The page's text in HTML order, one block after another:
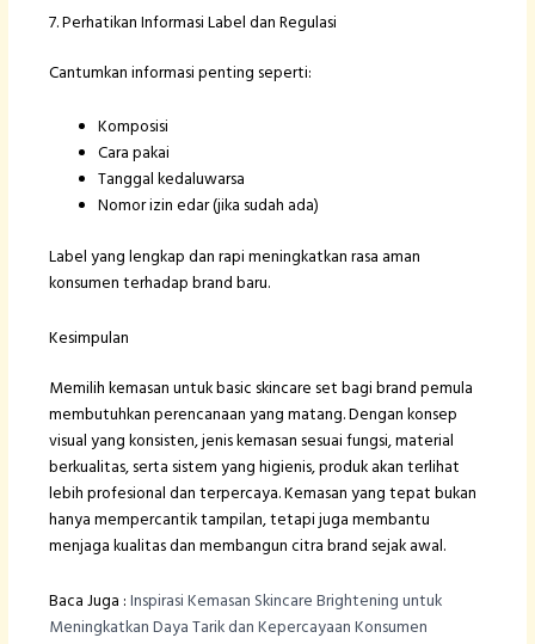
7. Perhatikan Informasi Label dan Regulasi
Cantumkan informasi penting seperti:
Komposisi
Cara pakai
Tanggal kedaluwarsa
Nomor izin edar (jika sudah ada)
Label yang lengkap dan rapi meningkatkan rasa aman
konsumen terhadap brand baru.
Kesimpulan
Memilih kemasan untuk basic skincare set bagi brand pemula
membutuhkan perencanaan yang matang. Dengan konsep
visual yang konsisten, jenis kemasan sesuai fungsi, material
berkualitas, serta sistem yang higienis, produk akan terlihat
lebih profesional dan terpercaya. Kemasan yang tepat bukan
hanya mempercantik tampilan, tetapi juga membantu
menjaga kualitas dan membangun citra brand sejak awal.
Baca Juga :Inspirasi Kemasan Skincare Brightening untuk
Meningkatkan Daya Tarik dan Kepercayaan Konsumen